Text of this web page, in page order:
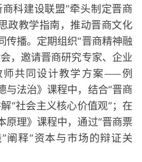
科建设联盟”牵头制定晋商
政教学指南，推动晋商文化
传播。定期组织“晋商精神融
，邀请晋商研究专家、企业
师共同设计教学方案——例
与法治》课程中，结合“晋商
“社会主义核心价值观”；在
原理》课程中，通过“晋商票
阐释“资本与市场的辩证关